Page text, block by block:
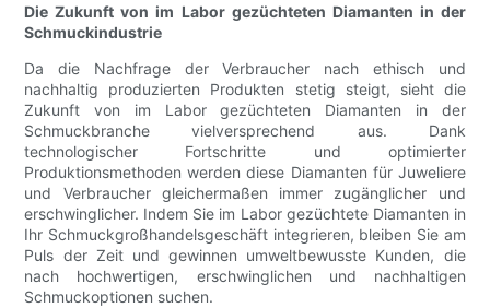
Die Zukunft von im Labor gezüchteten Diamanten in der
Schmuckindustrie
Da die Nachfrage der Verbraucher nach ethisch und
nachhaltig produzierten Produkten stetig steigt, sieht die
Zukunft von im Labor gezüchteten Diamanten in der
Schmuckbranche vielversprechend aus. Dank
technologischer Fortschritte und optimierter
Produktionsmethoden werden diese Diamanten für Juweliere
und Verbraucher gleichermaßen immer zugänglicher und
erschwinglicher. Indem Sie im Labor gezüchtete Diamanten in
Ihr Schmuckgroßhandelsgeschäft integrieren, bleiben Sie am
Puls der Zeit und gewinnen umweltbewusste Kunden, die
nach hochwertigen, erschwinglichen und nachhaltigen
Schmuckoptionen suchen.